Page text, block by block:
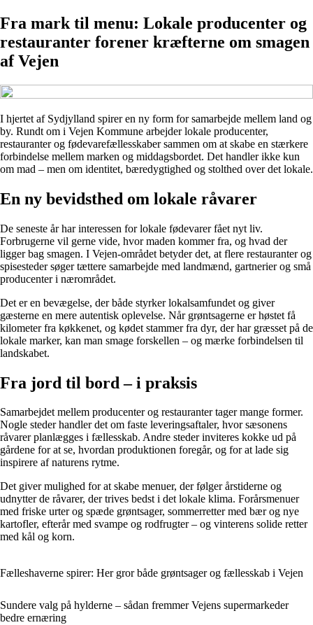
Fra mark til menu: Lokale producenter og
restauranter forener kræfterne om smagen
af Vejen
I hjertet af Sydjylland spirer en ny form for samarbejde mellem land og
by. Rundt om i Vejen Kommune arbejder lokale producenter,
restauranter og fødevarefællesskaber sammen om at skabe en stærkere
forbindelse mellem marken og middagsbordet. Det handler ikke kun
om mad – men om identitet, bæredygtighed og stolthed over det lokale.
En ny bevidsthed om lokale råvarer
De seneste år har interessen for lokale fødevarer fået nyt liv.
Forbrugerne vil gerne vide, hvor maden kommer fra, og hvad der
ligger bag smagen. I Vejen-området betyder det, at flere restauranter og
spisesteder søger tættere samarbejde med landmænd, gartnerier og små
producenter i nærområdet.
Det er en bevægelse, der både styrker lokalsamfundet og giver
gæsterne en mere autentisk oplevelse. Når grøntsagerne er høstet få
kilometer fra køkkenet, og kødet stammer fra dyr, der har græsset på de
lokale marker, kan man smage forskellen – og mærke forbindelsen til
landskabet.
Fra jord til bord – i praksis
Samarbejdet mellem producenter og restauranter tager mange former.
Nogle steder handler det om faste leveringsaftaler, hvor sæsonens
råvarer planlægges i fællesskab. Andre steder inviteres kokke ud på
gårdene for at se, hvordan produktionen foregår, og for at lade sig
inspirere af naturens rytme.
Det giver mulighed for at skabe menuer, der følger årstiderne og
udnytter de råvarer, der trives bedst i det lokale klima. Forårsmenuer
med friske urter og spæde grøntsager, sommerretter med bær og nye
kartofler, efterår med svampe og rodfrugter – og vinterens solide retter
med kål og korn.
Fælleshaverne spirer: Her gror både grøntsager og fællesskab i Vejen
Sundere valg på hylderne – sådan fremmer Vejens supermarkeder
bedre ernæring